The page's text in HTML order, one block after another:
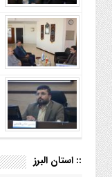
:: استان البرز